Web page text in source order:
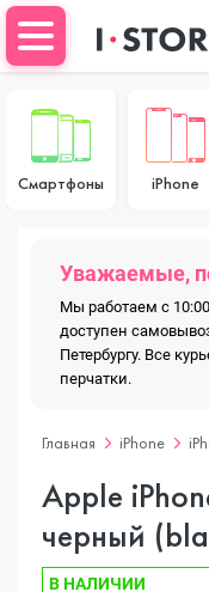
Смартфоны iPhone
Уважаемые,
Мы работаем с
доступен
Петербургу. Все
перчатки.
Главная iPhone
Apple
черный
В НАЛИЧИИ